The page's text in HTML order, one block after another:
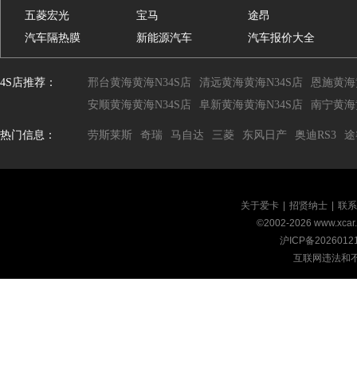
五菱宏光
宝马
途昂
汽车隔热膜
新能源汽车 汽车报价大全
4S店推荐： 邢台黄海黄海N34S店 清远黄海黄海N34S店
恩施黄
安顺黄海黄海N34S店
阜新黄海黄海N34S店 南宁黄
热门信息： 劳斯莱斯 奇瑞 马自达 三菱 东风日产 奥迪RS3
关于爱卡 招贤纳士
联
©2002-2026
沪ICP备
互联网违法和